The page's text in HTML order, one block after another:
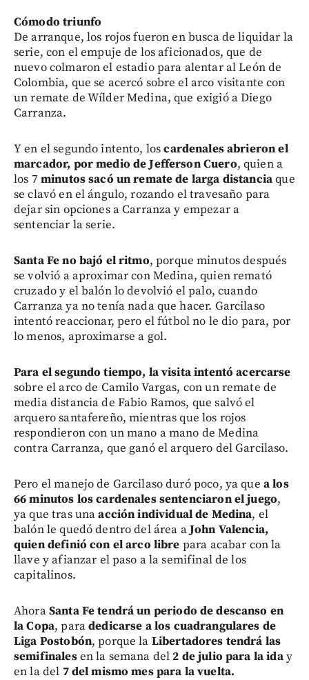
Cómodo triunfo
De arranque, los rojos fueron en busca de liquidar la
serie, con el empuje de los aficionados, que de
nuevo colmaron el estadio para alentar al León de
Colombia, que se acercó sobre el arco visitante con
un remate de Wílder Medina, que exigió a Diego
Carranza.
Y en el segundo intento, loscardenales abrieron el
marcador, por medio de Jefferson Cuero, quien a
los 7 minutos sacó un remate de larga distanciaque
se clavó en el ángulo, rozando el travesaño para
dejar sin opciones a Carranza y empezar a
sentenciar la serie.
Santa Fe no bajó el ritmo, porque minutos después
se volvió a aproximar con Medina, quien remató
cruzado y el balón lo devolvió el palo, cuando
Carranza ya no tenía nada que hacer. Garcilaso
intentó reaccionar, pero el fútbol no le dio para, por
lo menos, aproximarse a gol.
Para el segundo tiempo, la visita intentó acercarse
sobre el arco de Camilo Vargas, con un remate de
media distancia de Fabio Ramos, que salvó el
arquero santafereño, mientras que los rojos
respondieron con un mano a mano de Medina
contra Carranza, que ganó el arquero del Garcilaso.
Pero el manejo de Garcilaso duró poco, ya que a los
66 minutos los cardenales sentenciaron el juego,
ya que tras unaacción individual de Medina, el
balón le quedó dentro del área aJohn Valencia,
quien definió con el arco libre para acabar con la
llave y afianzar el paso a la semifinal de los
capitalinos.
AhoraSanta Fe tendrá un periodo de descanso en
la Copa, paradedicarse a los cuadrangulares de
Liga Postobón, porque la Libertadores tendrá las
semifinalesen la semana del2 de julio para la iday
en la del 7 del mismo mes para la vuelta.